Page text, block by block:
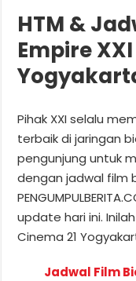
HTM &
Empire
Pihak XXI selalu
terbaik di jaringan
pengunjung untuk
dengan jadwal film
update hari ini.
Cinema 21
Jadwal Film